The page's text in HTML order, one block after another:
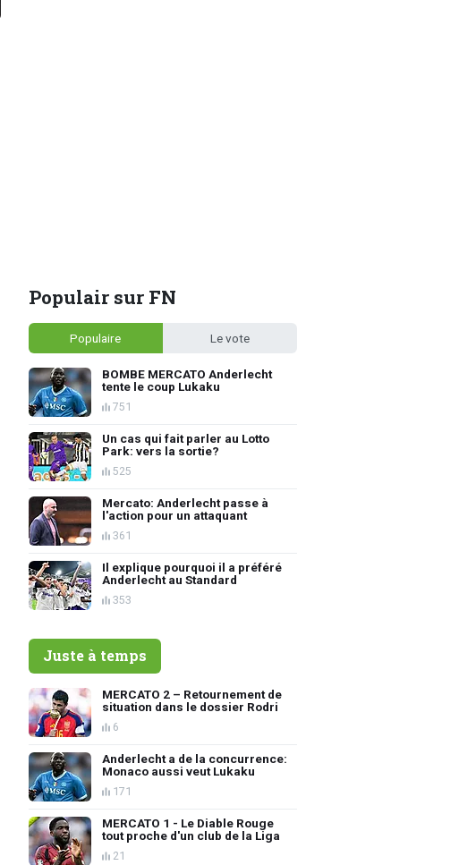
Populair sur FN
Populaire Le vote
BOMBE MERCATO Anderlecht
tente le coup Lukaku
751
Un cas qui fait parler au Lotto
Park: vers la sortie?
525
Mercato: Anderlecht passe à
l'action pour un attaquant
361
Il explique pourquoi il a préféré
Anderlecht au Standard
353
Juste à temps
MERCATO 2 – Retournement de
situation dans le dossier Rodri
6
Anderlecht a de la concurrence:
Monaco aussi veut Lukaku
171
MERCATO 1 - Le Diable Rouge
tout proche d'un club de la Liga
21